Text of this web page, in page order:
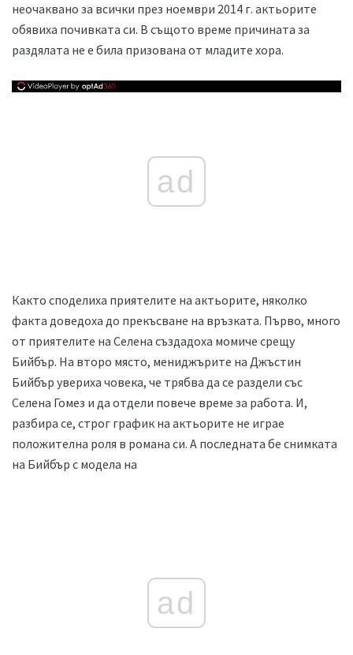
неочаквано за всички през ноември 2014 г. актьорите
обявиха почивката си. В същото време причината за
раздялата не е била призована от младите хора.
ad
Както споделиха приятелите на актьорите, няколко
факта доведоха до прекъсване на връзката. Първо, много
от приятелите на Селена създадоха момиче срещу
Бийбър. На второ място, мениджърите на Джъстин
Бийбър увериха човека, че трябва да се раздели със
Селена Гомез и да отдели повече време за работа. И,
разбира се, строг график на актьорите не играе
положителна роля в романа си. А последната бе снимката
на Бийбър с модела на
ad